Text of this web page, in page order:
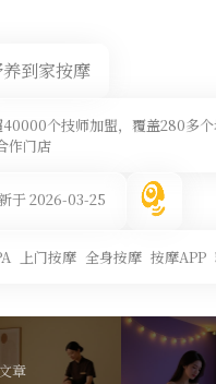
到家按摩
40000个技师加盟，覆盖280多
作门店
于 2026-03-25
上门按摩 全身按摩 按摩APP
章